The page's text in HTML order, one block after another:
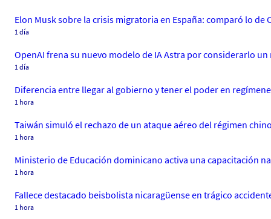
Elon Musk sobre la crisis migratoria en España: comparó lo
1 día
OpenAI frena su nuevo modelo de IA Astra por considerarlo
1 día
Diferencia entre llegar al gobierno y tener el poder en
1 hora
Taiwán simuló el rechazo de un ataque aéreo del régimen
1 hora
Ministerio de Educación dominicano activa una capacitación
1 hora
Fallece destacado beisbolista nicaragüense en trágico
1 hora